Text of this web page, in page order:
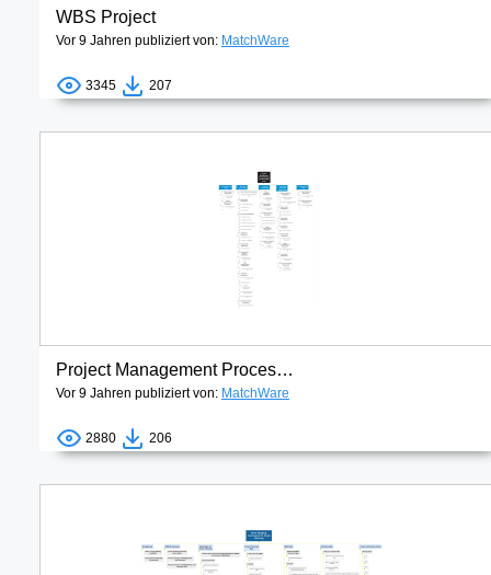
WBS Project
Vor 9 Jahren publiziert von: MatchWare
3345 207
Project Management Process Groups and Knowledge Areas
Vor 9 Jahren publiziert von: MatchWare
2880 206